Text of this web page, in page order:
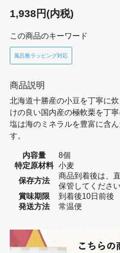
1,938円(内税)
この商品のキーワード
風呂敷ラッピング対応
商品説明
北海道十勝産の小豆を丁寧に
けの良い国内産の極軟栗を丁寧
塩は海のミネラルを豊富に含
す。
内容量
8個
特定原材料 小麦
保存方法
商品到着後は、
保管してください
賞味期限
到着後10日前後
発送方法
常温便